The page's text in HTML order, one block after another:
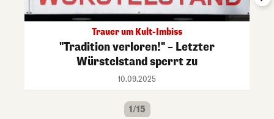
Trauer um Kult-Imbiss
"Tradition verloren!" – Letzter
Würstelstand sperrt zu
10.09.2025
1/15